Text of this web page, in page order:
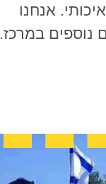
אנחנו
נוספים במרכז.